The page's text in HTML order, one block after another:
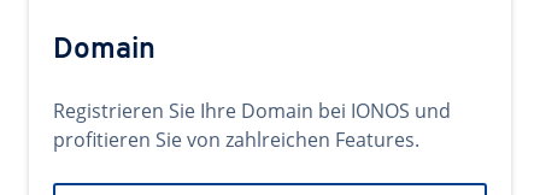
Domain
Registrieren Sie Ihre Domain bei IONOS und
profitieren Sie von zahlreichen Features.